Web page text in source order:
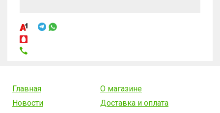
Главная
О магазине
Новости
Доставка и оплата